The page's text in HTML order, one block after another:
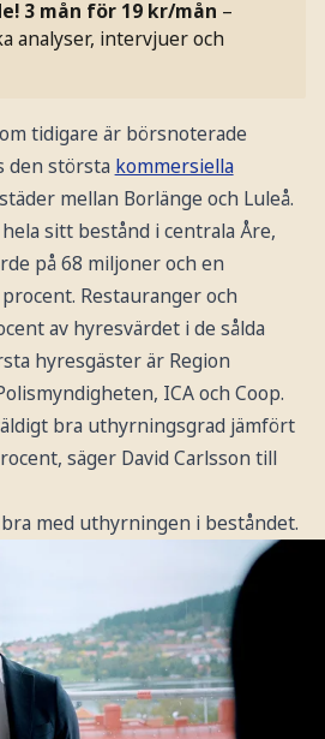
3 mån för 19 kr/mån –
analyser, intervjuer och
tidigare är börsnoterade
den största kommersiella
mellan Borlänge och Luleå.
sitt bestånd i centrala Åre,
på 68 miljoner och en
Restauranger och
av hyresvärdet i de sålda
hyresgäster är Region
ICA och Coop.
bra uthyrningsgrad jämfört
säger David Carlsson till
med uthyrningen i beståndet.